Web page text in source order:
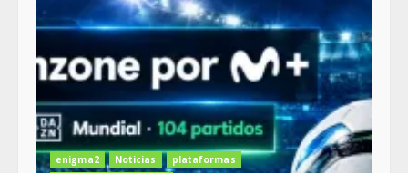
enigma2 Noticias
plataformas